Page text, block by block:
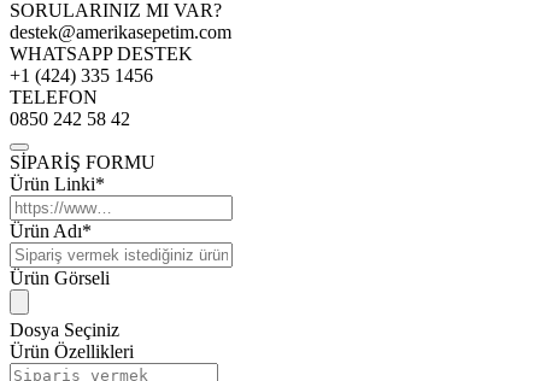
SORULARINIZ MI VAR?
destek@amerikasepetim.com
WHATSAPP DESTEK
+1 (424) 335 1456
TELEFON
0850 242 58 42
SİPARİŞ FORMU
Ürün Linki*
Ürün Adı*
Ürün Görseli
Dosya Seçiniz
Ürün Özellikleri